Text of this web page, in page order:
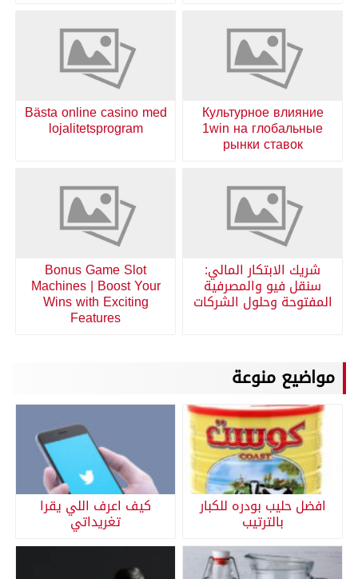
Культурное влияние
1win на глобальные
рынки ставок
Bästa online casino med
lojalitetsprogram
شريك الابتكار المالي:
سنقل فيو والمصرفية
المفتوحة وحلول الشركات
Bonus Game Slot
Machines | Boost Your
Wins with Exciting
Features
مواضيع منوعة
افضل حليب بودره للكبار
بالترتيب
كيف اعرف اللي يقرا
تغريداتي